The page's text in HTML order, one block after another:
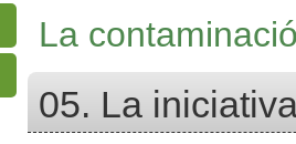
La
05. La